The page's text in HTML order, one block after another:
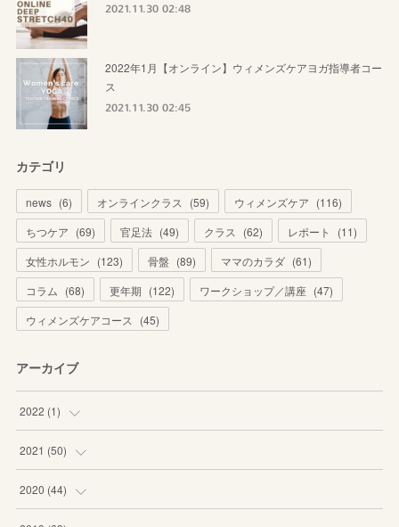
2021.11.30 02:48
2022年1月【オンライン】ウィメンズケアヨガ指導者コー
ス
2021.11.30 02:45
カテゴリ
news (6) オンラインクラス (59) ウィメンズケア (116)
ちつケア (69) 官足法 (49) クラス (62) レポート (11)
女性ホルモン (123) 骨盤 (89) ママのカラダ (61)
コラム (68) 更年期 (122) ワークショップ／講座 (47)
ウィメンズケアコース
(45)
アーカイブ
2022 (1)
(1
2021 (50)
(1
2020 (44)